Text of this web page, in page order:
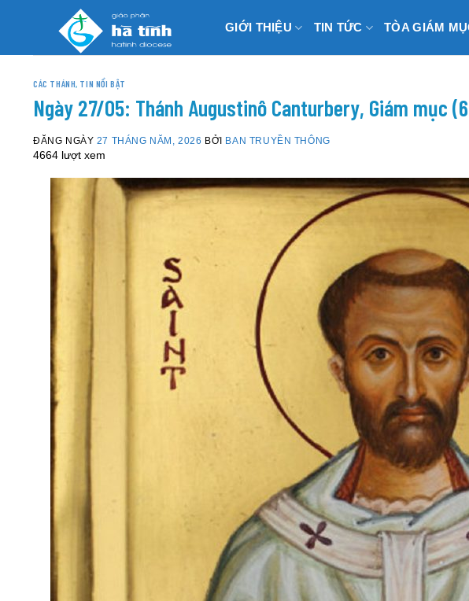
GIỚI THIỆU TIN TỨC TÒA GIÁM
CÁC THÁNH, TIN NỔI BẬT
Ngày 27/05: Thánh Augustinô Canturbery, Giám mục
ĐĂNG NGÀY 27 THÁNG NĂM, 2026 BỞI BAN TRUYỀN THÔNG
4664 lượt xem